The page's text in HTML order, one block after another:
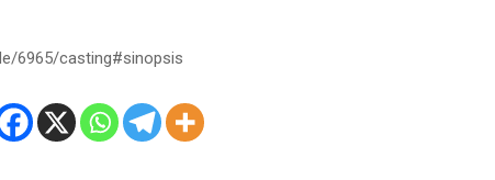
6965/casting#sinopsis